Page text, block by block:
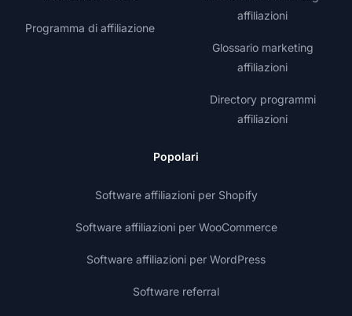
Programma di affiliazione
affiliazioni
Glossario marketing
affiliazioni
Directory programmi
affiliazioni
Popolari
Software affiliazioni per Shopify
Software affiliazioni per WooCommerce
Software affiliazioni per WordPress
Software referral